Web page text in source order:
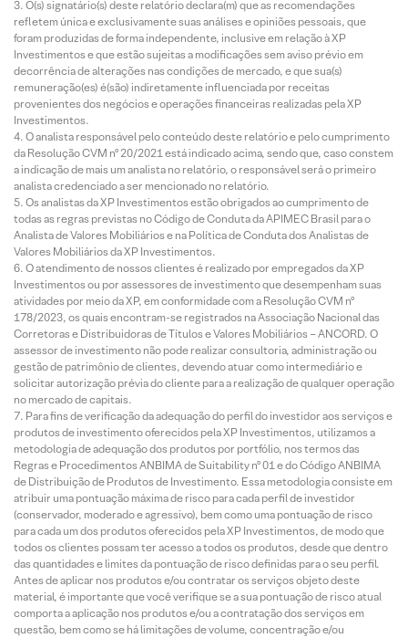
O(s) signatário(s) deste relatório declara(m) que as recomendações
refletem única e exclusivamente suas análises e opiniões pessoais, que
foram produzidas de forma independente, inclusive em relação à XP
Investimentos e que estão sujeitas a modificações sem aviso prévio em
decorrência de alterações nas condições de mercado, e que sua(s)
remuneração(es) é(são) indiretamente influenciada por receitas
provenientes dos negócios e operações financeiras realizadas pela XP
Investimentos.
O analista responsável pelo conteúdo deste relatório e pelo cumprimento
da Resolução CVM nº 20/2021 está indicado acima, sendo que, caso constem
a indicação de mais um analista no relatório, o responsável será o primeiro
analista credenciado a ser mencionado no relatório.
Os analistas da XP Investimentos estão obrigados ao cumprimento de
todas as regras previstas no Código de Conduta da APIMEC Brasil para o
Analista de Valores Mobiliários e na Política de Conduta dos Analistas de
Valores Mobiliários da XP Investimentos.
O atendimento de nossos clientes é realizado por empregados da XP
Investimentos ou por assessores de investimento que desempenham suas
atividades por meio da XP, em conformidade com a Resolução CVM nº
178/2023, os quais encontram-se registrados na Associação Nacional das
Corretoras e Distribuidoras de Títulos e Valores Mobiliários – ANCORD. O
assessor de investimento não pode realizar consultoria, administração ou
gestão de patrimônio de clientes, devendo atuar como intermediário e
solicitar autorização prévia do cliente para a realização de qualquer operação
no mercado de capitais.
Para fins de verificação da adequação do perfil do investidor aos serviços e
produtos de investimento oferecidos pela XP Investimentos, utilizamos a
metodologia de adequação dos produtos por portfólio, nos termos das
Regras e Procedimentos ANBIMA de Suitability nº 01 e do Código ANBIMA
de Distribuição de Produtos de Investimento. Essa metodologia consiste em
atribuir uma pontuação máxima de risco para cada perfil de investidor
(conservador, moderado e agressivo), bem como uma pontuação de risco
para cada um dos produtos oferecidos pela XP Investimentos, de modo que
todos os clientes possam ter acesso a todos os produtos, desde que dentro
das quantidades e limites da pontuação de risco definidas para o seu perfil.
Antes de aplicar nos produtos e/ou contratar os serviços objeto deste
material, é importante que você verifique se a sua pontuação de risco atual
comporta a aplicação nos produtos e/ou a contratação dos serviços em
questão, bem como se há limitações de volume, concentração e/ou